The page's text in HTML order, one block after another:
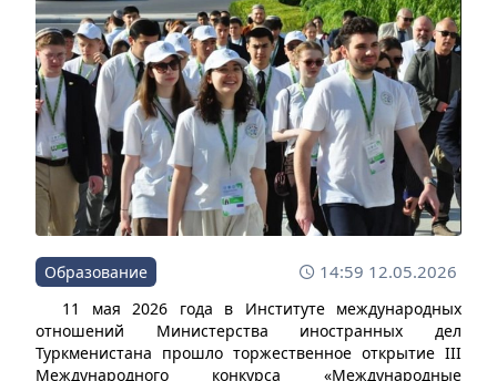
Образование 14:59 12.05.2026
11 мая 2026 года в Институте международных
отношений Министерства иностранных дел
Туркменистана прошло торжественное открытие III
Международного конкурса «Международные